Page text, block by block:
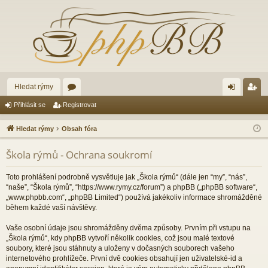
Hledat rýmy
ór
a lá
sit
ist
ro
Přihlásit se Registrovat
Hledat rýmy Obsah fóra
Škola rýmů - Ochrana soukromí
Toto prohlášení podrobně vysvětluje jak „Škola rýmů“ (dále jen “my”, “nás”,
“naše”, “Škola rýmů”, “https://www.rymy.cz/forum”) a phpBB („phpBB software“,
„www.phpbb.com“, „phpBB Limited“) používá jakékoliv informace shromážděné
během každé vaší návštěvy.
Vaše osobní údaje jsou shromážděny dvěma způsoby. Prvním při vstupu na
„Škola rýmů“, kdy phpBB vytvoří několik cookies, což jsou malé textové
soubory, které jsou stáhnuty a uloženy v dočasných souborech vašeho
internetového prohlížeče. První dvě cookies obsahují jen uživatelské-id a